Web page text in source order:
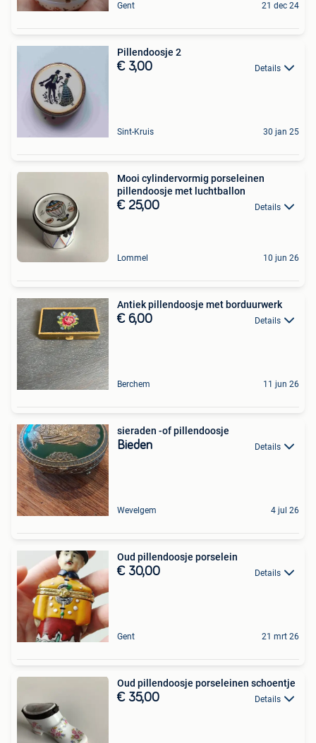
Gent 21 dec 24
Pillendoosje 2
€ 3,00 Details
Sint-Kruis 30 jan 25
Mooi cylindervormig porseleinen
pillendoosje met luchtballon
€ 25,00 Details
Lommel 10 jun 26
Antiek pillendoosje met borduurwerk
€ 6,00 Details
Berchem 11 jun 26
sieraden -of pillendoosje
Bieden Details
Wevelgem 4 jul 26
Oud pillendoosje porselein
€ 30,00 Details
Gent 21 mrt 26
Oud pillendoosje porseleinen schoentje
€ 35,00 Details